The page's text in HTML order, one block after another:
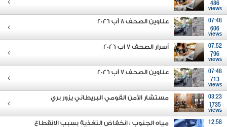
486
views
07:48
606
views
عناوين الصحف 8 آب 2026
07:52
796
views
أسرار الصحف 7 آب 2026
07:48
713
views
عناوين الصحف 7 آب 2026
03:23
1735
views
مستشار الأمن القومي البريطاني يزور بري
12:58
مياه الجنوب : انخفاض التغذية بسبب الانقطاع